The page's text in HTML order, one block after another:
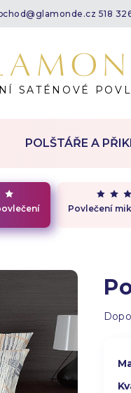
518
SATÉNOVÉ
Povlečení
POLŠTÁŘE A